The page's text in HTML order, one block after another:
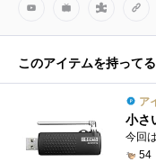
このアイテムを持って
アイ・
小さ
54